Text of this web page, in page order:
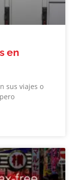
en
sus viajes o